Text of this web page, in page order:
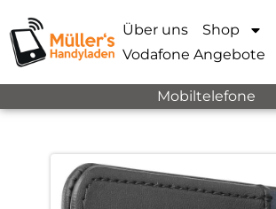
Über uns Shop
Vodafone Angebote
Mobiltelefone